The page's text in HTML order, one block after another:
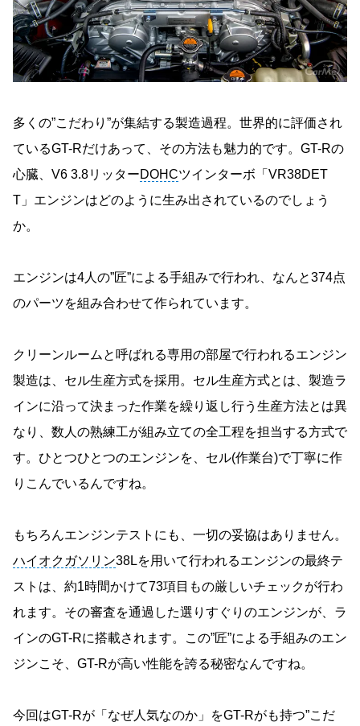
多くの”こだわり”が集結する製造過程。世界的に評価され
ているGT-Rだけあって、その方法も魅力的です。GT-Rの
心臓、V6 3.8リッターDOHCツインターボ「VR38DET
T」エンジンはどのように生み出されているのでしょう
か。
エンジンは4人の”匠”による手組みで行われ、なんと374点
のパーツを組み合わせて作られています。
クリーンルームと呼ばれる専用の部屋で行われるエンジン
製造は、セル生産方式を採用。セル生産方式とは、製造ラ
インに沿って決まった作業を繰り返し行う生産方法とは異
なり、数人の熟練工が組み立ての全工程を担当する方式で
す。ひとつひとつのエンジンを、セル(作業台)で丁寧に作
りこんでいるんですね。
もちろんエンジンテストにも、一切の妥協はありません。
ハイオクガソリン38Lを用いて行われるエンジンの最終テ
ストは、約1時間かけて73項目もの厳しいチェックが行わ
れます。その審査を通過した選りすぐりのエンジンが、ラ
インのGT-Rに搭載されます。この”匠”による手組みのエン
ジンこそ、GT-Rが高い性能を誇る秘密なんですね。
今回はGT-Rが「なぜ人気なのか」をGT-Rがも持つ”こだ